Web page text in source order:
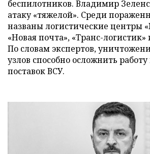
беспилотников. Владимир
атаку «тяжелой». Среди
названы логистические центры
«Новая почта», «Транс-
По словам экспертов,
узлов способно осложнить
поставок ВСУ.